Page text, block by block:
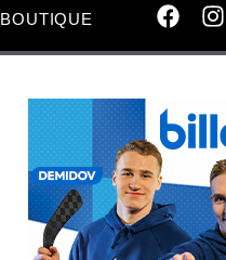
BOUTIQUE